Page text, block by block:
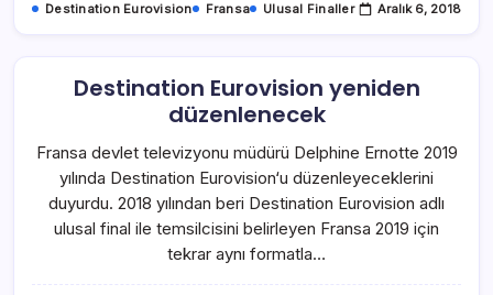
Destination Eurovision Fransa Ulusal Finaller Aralık 6, 2018
Destination Eurovision yeniden
düzenlenecek
Fransa devlet televizyonu müdürü Delphine Ernotte 2019
yılında Destination Eurovision‘u düzenleyeceklerini
duyurdu. 2018 yılından beri Destination Eurovision adlı
ulusal final ile temsilcisini belirleyen Fransa 2019 için
tekrar aynı formatla…